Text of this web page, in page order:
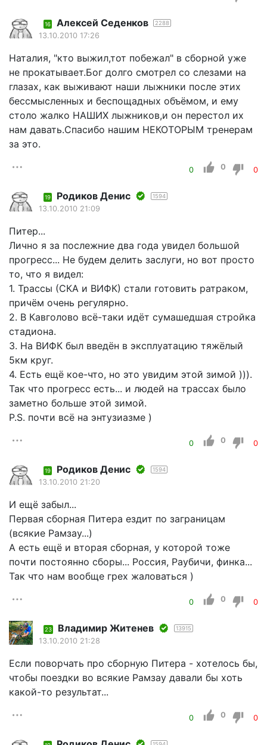
16 Алексей Седенков 2288
13.10.2010 17:26
Наталия, "кто выжил,тот побежал" в сборной уже
не прокатывает.Бог долго смотрел со слезами на
глазах, как выживают наши лыжники после этих
бессмысленных и беспощадных объёмом, и ему
столо жалко НАШИХ лыжников,и он перестол их
нам давать.Спасибо нашим НЕКОТОРЫМ тренерам
за это.
0 0 0
19 Родиков Денис 1594
13.10.2010 21:09
Питер...
Лично я за послежние два года увидел большой
прогресс... Не будем делить заслуги, но вот просто
то, что я видел:
1. Трассы (СКА и ВИФК) стали готовить ратраком,
причём очень регулярно.
2. В Кавголово всё-таки идёт сумашедшая стройка
стадиона.
3. На ВИФК был введён в эксплуатацию тяжёлый
5км круг.
4. Есть ещё кое-что, но это увидим этой зимой ))).
Так что прогресс есть... и людей на трассах было
заметно больше этой зимой.
P.S. почти всё на энтузиазме )
0 0 0
19 Родиков Денис 1594
13.10.2010 21:20
И ещё забыл...
Первая сборная Питера ездит по заграницам
(всякие Рамзау...)
А есть ещё и вторая сборная, у которой тоже
почти постоянно сборы... Россия, Раубичи, финка...
Так что нам вообще грех жаловаться )
0 0 0
23 Владимир Житенев 13915
13.10.2010 21:28
Если поворчать про сборную Питера - хотелось бы,
чтобы поездки во всякие Рамзау давали бы хоть
какой-то результат...
0 0 0